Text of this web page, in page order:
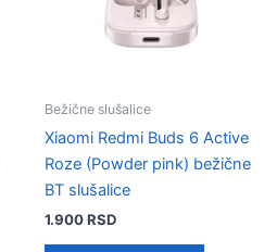
Bežične slušalice
Xiaomi Redmi Buds 6 Active
Roze (Powder pink) bežične
BT slušalice
1.900RSD